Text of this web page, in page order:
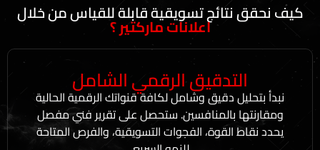
تسويقية قابلة للقياس من خلال
اعلانات ماركتير ؟
الرقمي الشامل
دقيق وشامل لكافة قنواتك الرقمية الحالية
بالمنافسين. ستحصل على تقرير فني مفصل
القوة، الفجوات التسويقية، والفرص المتاحة